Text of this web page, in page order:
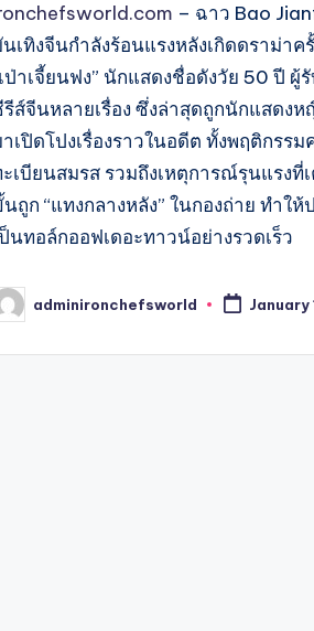
– ฉาว Bao
เทิงจีนกำลังร้อนแรงหลังเกิดดราม่าค
ป่าเจี้ยนฟง” นักแสดงชื่อดังวัย 50 ปี ผู้รั
ส์จีนหลายเรื่อง ซึ่งล่าสุดถูกนักแสดงห
เปิดโปงเรื่องราวในอดีต ทั้งพฤติกรร
เบียนสมรส รวมถึงเหตุการณ์รุนแรงที่
ถูก “แทงกลางหลัง” ในกองถ่าย ทำให้
นทอล์กออฟเดอะทาวน์อย่างรวดเร็ว
adminironchefsworld January